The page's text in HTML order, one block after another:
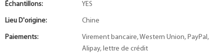
Échantillons: YES
Lieu D'origine: Chine
Paiements:
Virement bancaire, Western Union, PayPal,
Alipay, lettre de crédit